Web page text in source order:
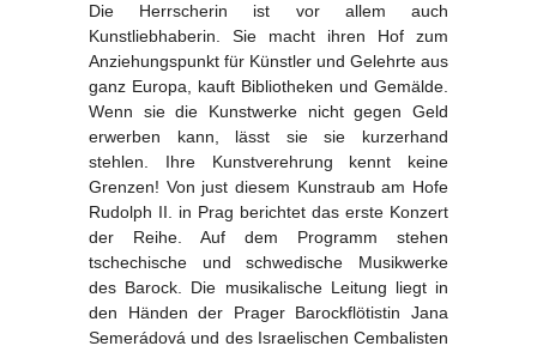
Die Herrscherin ist vor allem auch
Kunstliebhaberin. Sie macht ihren Hof zum
Anziehungspunkt für Künstler und Gelehrte aus
ganz Europa, kauft Bibliotheken und Gemälde.
Wenn sie die Kunstwerke nicht gegen Geld
erwerben kann, lässt sie sie kurzerhand
stehlen. Ihre Kunstverehrung kennt keine
Grenzen! Von just diesem Kunstraub am Hofe
Rudolph II. in Prag berichtet das erste Konzert
der Reihe. Auf dem Programm stehen
tschechische und schwedische Musikwerke
des Barock. Die musikalische Leitung liegt in
den Händen der Prager Barockflötistin Jana
Semerádová und des Israelischen Cembalisten